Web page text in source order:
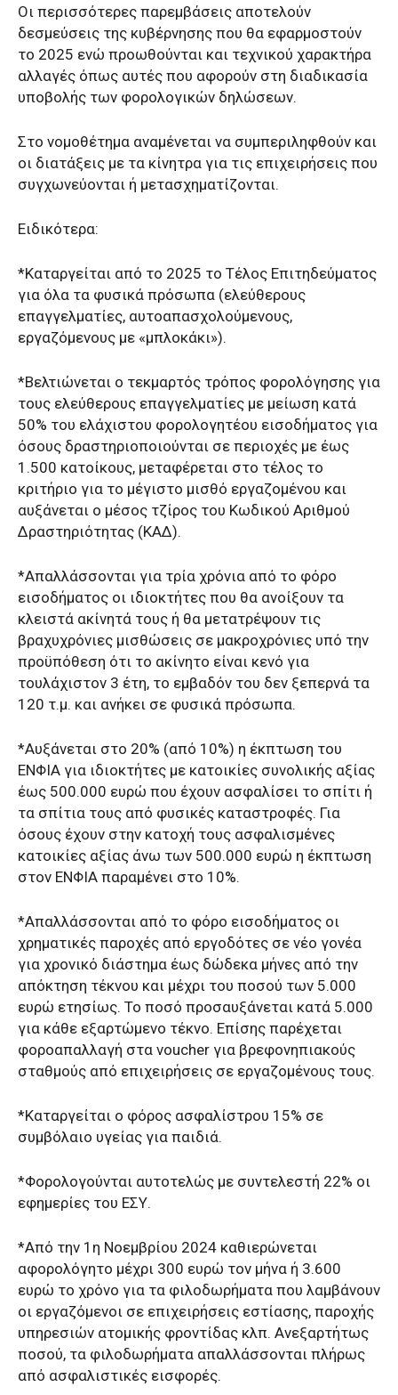
Οι περισσότερες παρεμβάσεις αποτελούν
δεσμεύσεις της κυβέρνησης που θα εφαρμοστούν
το 2025 ενώ προωθούνται και τεχνικού χαρακτήρα
αλλαγές όπως αυτές που αφορούν στη διαδικασία
υποβολής των φορολογικών δηλώσεων.
Στο νομοθέτημα αναμένεται να συμπεριληφθούν και
οι διατάξεις με τα κίνητρα για τις επιχειρήσεις που
συγχωνεύονται ή μετασχηματίζονται.
Ειδικότερα:
*Καταργείται από το 2025 το Τέλος Επιτηδεύματος
για όλα τα φυσικά πρόσωπα (ελεύθερους
επαγγελματίες, αυτοαπασχολούμενους,
εργαζόμενους με «μπλοκάκι»).
*Βελτιώνεται ο τεκμαρτός τρόπος φορολόγησης για
τους ελεύθερους επαγγελματίες με μείωση κατά
50% του ελάχιστου φορολογητέου εισοδήματος για
όσους δραστηριοποιούνται σε περιοχές με έως
1.500 κατοίκους, μεταφέρεται στο τέλος το
κριτήριο για το μέγιστο μισθό εργαζομένου και
αυξάνεται ο μέσος τζίρος του Κωδικού Αριθμού
Δραστηριότητας (ΚΑΔ).
*Απαλλάσσονται για τρία χρόνια από το φόρο
εισοδήματος οι ιδιοκτήτες που θα ανοίξουν τα
κλειστά ακίνητά τους ή θα μετατρέψουν τις
βραχυχρόνιες μισθώσεις σε μακροχρόνιες υπό την
προϋπόθεση ότι το ακίνητο είναι κενό για
τουλάχιστον 3 έτη, το εμβαδόν του δεν ξεπερνά τα
120 τ.μ. και ανήκει σε φυσικά πρόσωπα.
*Αυξάνεται στο 20% (από 10%) η έκπτωση του
ΕΝΦΙΑ για ιδιοκτήτες με κατοικίες συνολικής αξίας
έως 500.000 ευρώ που έχουν ασφαλίσει το σπίτι ή
τα σπίτια τους από φυσικές καταστροφές. Για
όσους έχουν στην κατοχή τους ασφαλισμένες
κατοικίες αξίας άνω των 500.000 ευρώ η έκπτωση
στον ΕΝΦΙΑ παραμένει στο 10%.
*Απαλλάσσονται από το φόρο εισοδήματος οι
χρηματικές παροχές από εργοδότες σε νέο γονέα
για χρονικό διάστημα έως δώδεκα μήνες από την
απόκτηση τέκνου και μέχρι του ποσού των 5.000
ευρώ ετησίως. Το ποσό προσαυξάνεται κατά 5.000
για κάθε εξαρτώμενο τέκνο. Επίσης παρέχεται
φοροαπαλλαγή στα voucher για βρεφονηπιακούς
σταθμούς από επιχειρήσεις σε εργαζομένους τους.
*Καταργείται ο φόρος ασφαλίστρου 15% σε
συμβόλαιο υγείας για παιδιά.
*Φορολογούνται αυτοτελώς με συντελεστή 22% οι
εφημερίες του ΕΣΥ.
*Από την 1η Νοεμβρίου 2024 καθιερώνεται
αφορολόγητο μέχρι 300 ευρώ τον μήνα ή 3.600
ευρώ το χρόνο για τα φιλοδωρήματα που λαμβάνουν
οι εργαζόμενοι σε επιχειρήσεις εστίασης, παροχής
υπηρεσιών ατομικής φροντίδας κλπ. Ανεξαρτήτως
ποσού, τα φιλοδωρήματα απαλλάσσονται πλήρως
από ασφαλιστικές εισφορές.